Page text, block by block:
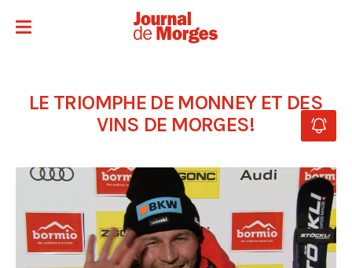
LE TRIOMPHE DE MONNEY ET DES
VINS DE MORGES!